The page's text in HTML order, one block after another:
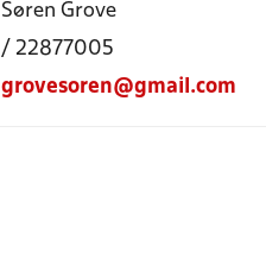
Søren Grove
/ 22877005
grovesoren@gmail.com